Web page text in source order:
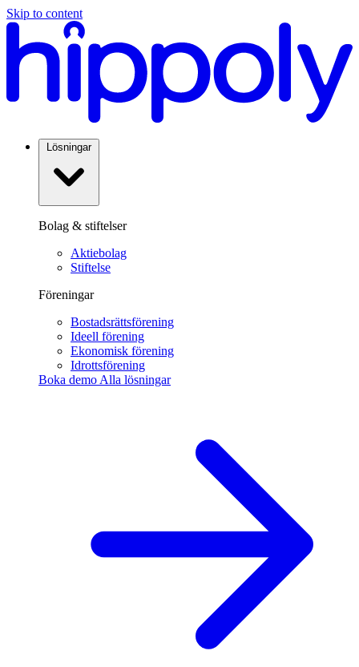
Skip to content
Lösningar
Bolag & stiftelser
Aktiebolag
Stiftelse
Föreningar
Bostadsrättsförening
Ideell förening
Ekonomisk förening
Idrottsförening
Boka demo Alla lösningar